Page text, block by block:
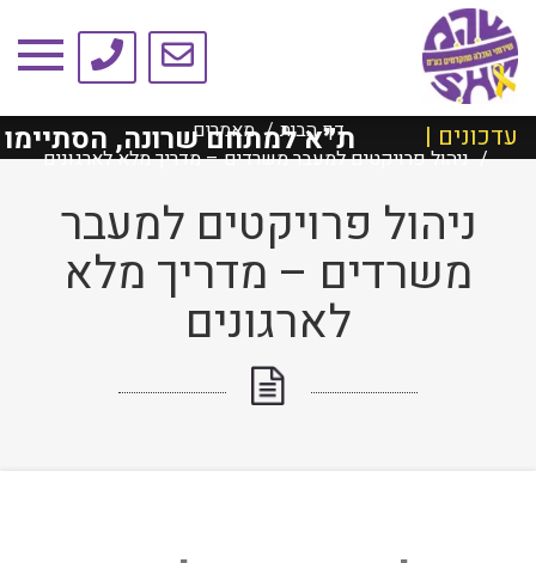
טיפים ומאמרים
דף הבית
מאמרים
ניהול פרויקטים למעבר משרדים – מדריך מלא לארגונים
עדכונים |ת״א למתחם שרונה, הסתיימו
ניהול פרויקטים למעבר
משרדים – מדריך מלא
לארגונים